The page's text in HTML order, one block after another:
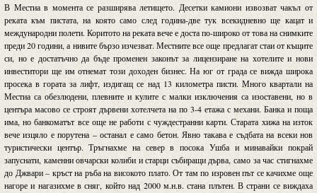
В Местиа в момента се разширява летището. Десетки камиони извозват чакъл от
реката към пистата, на която само след година-две тук всекидневно ще кацат и
международни полети. Коритото на реката вече е доста по-широко от това на снимките
преди 20 години, а нивите бързо изчезват. Местните все още предлагат стаи от къщите
си, но е достатъчно да бъде променен законът за лицензиране на хотелите и нови
инвеститори ще им отнемат този доходен бизнес. На юг от града се вижда широка
просека в гората за лифт, издигащ се над 13 километра писти. Много квартали на
Местиа са обезлюдени, плевните и кулите с малки изключения са изоставени, но в
центъра масово се строят дървени хотелчета на по 3-4 етажа с механи. Банка и поща
има, но банкоматът все още не работи с чуждестранни карти. Старата хижа на изток
вече изцяло е порутена – останал е само бетон. Явно такава е съдбата на всеки нов
туристически център. Тръгнахме на север в посока Ушба и минавайки покрай
запуснати, каменни овчарски колиби и старци събиращи дърва, само за час стигнахме
до Джвари – кръст на ръба на високото плато. От там по изровен път се качихме още
нагоре и нагазихме в сняг, който над 2000 м.н.в. стана плътен. В страни се виждаха